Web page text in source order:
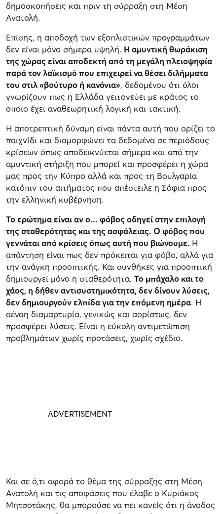
δημοσκοπήσεις και πριν τη σύρραξη στη Μέση
Ανατολή.
Επίσης, η αποδοχή των εξοπλιστικών προγραμμάτων
δεν είναι μόνο σήμερα υψηλή. Η αμυντική θωράκιση
της χώρας είναι αποδεκτή από τη μεγάλη πλειοψηφία
παρά τον λαϊκισμό που επιχειρεί να θέσει διλήμματα
του στιλ «βούτυρο ή κανόνια», δεδομένου ότι όλοι
γνωρίζουν πως η Ελλάδα γειτονεύει με κράτος το
οποίο έχει αναθεωρητική λογική και τακτική.
Η αποτρεπτική δύναμη είναι πάντα αυτή που ορίζει το
παιχνίδι και διαμορφώνει τα δεδομένα σε περιόδους
κρίσεων όπως αποδεικνύεται σήμερα και από την
αμυντική στήριξη που μπορεί και προσφέρει η χώρα
μας προς την Κύπρο αλλά και προς τη Βουλγαρία
κατόπιν του αιτήματος που απέστειλε η Σόφια προς
την ελληνική κυβέρνηση.
Το ερώτημα είναι αν ο... φόβος οδηγεί στην επιλογή
της σταθερότητας και της ασφάλειας. Ο φόβος που
γεννάται από κρίσεις όπως αυτή που βιώνουμε. Η
απάντηση είναι πως δεν πρόκειται για φόβο, αλλά για
την ανάγκη προοπτικής. Και συνθήκες για προοπτική
δημιουργεί μόνο η σταθερότητα. Το μπάχαλο και το
χάος, η δήθεν αντισυστημικότητα, δεν δίνουν λύσεις,
δεν δημιουργούν ελπίδα για την επόμενη ημέρα. Η
αέναη διαμαρτυρία, γενικώς και αορίστως, δεν
προσφέρει λύσεις. Είναι η εύκολη αντιμετώπιση
προβλημάτων χωρίς προτάσεις, χωρίς σχέδιο.
Και σε ό,τι αφορά το θέμα της σύρραξης στη Μέση
Ανατολή και τις αποφάσεις που έλαβε ο Κυριάκος
Μητσοτάκης, θα μπορούσε να πει κανείς ότι η άνοδος